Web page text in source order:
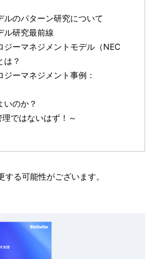
ルのパターン研究について
ル研究最前線
ジーマネジメントモデル（NEC
は？
ーマネジメント事例：
いのか？
ではないはず！～
る可能性がございます。